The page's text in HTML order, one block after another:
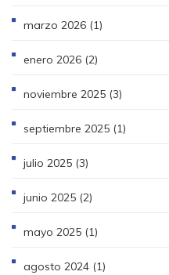
marzo 2026 (1)
enero 2026 (2)
noviembre 2025 (3)
septiembre 2025 (1)
julio 2025 (3)
junio 2025 (2)
mayo 2025 (1)
agosto 2024 (1)